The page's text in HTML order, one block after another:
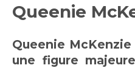
Queenie
Queenie McKenzie
une figure